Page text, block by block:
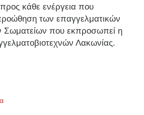
κάθε ενέργεια που
των επαγγελματικών
Σωματείων που εκπροσωπεί η
Λακωνίας.